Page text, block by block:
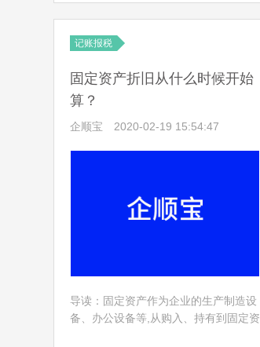
司的财务问题，会招财务会计，有些公
起来了解:开公司财务会计托管要注意事
记账报税
​固定资产折旧从什么时候开始
算？
企顺宝 2020-02-19 15:54:47
导读：固定资产作为企业的生产制造设
备、办公设备等,从购入、持有到固定资